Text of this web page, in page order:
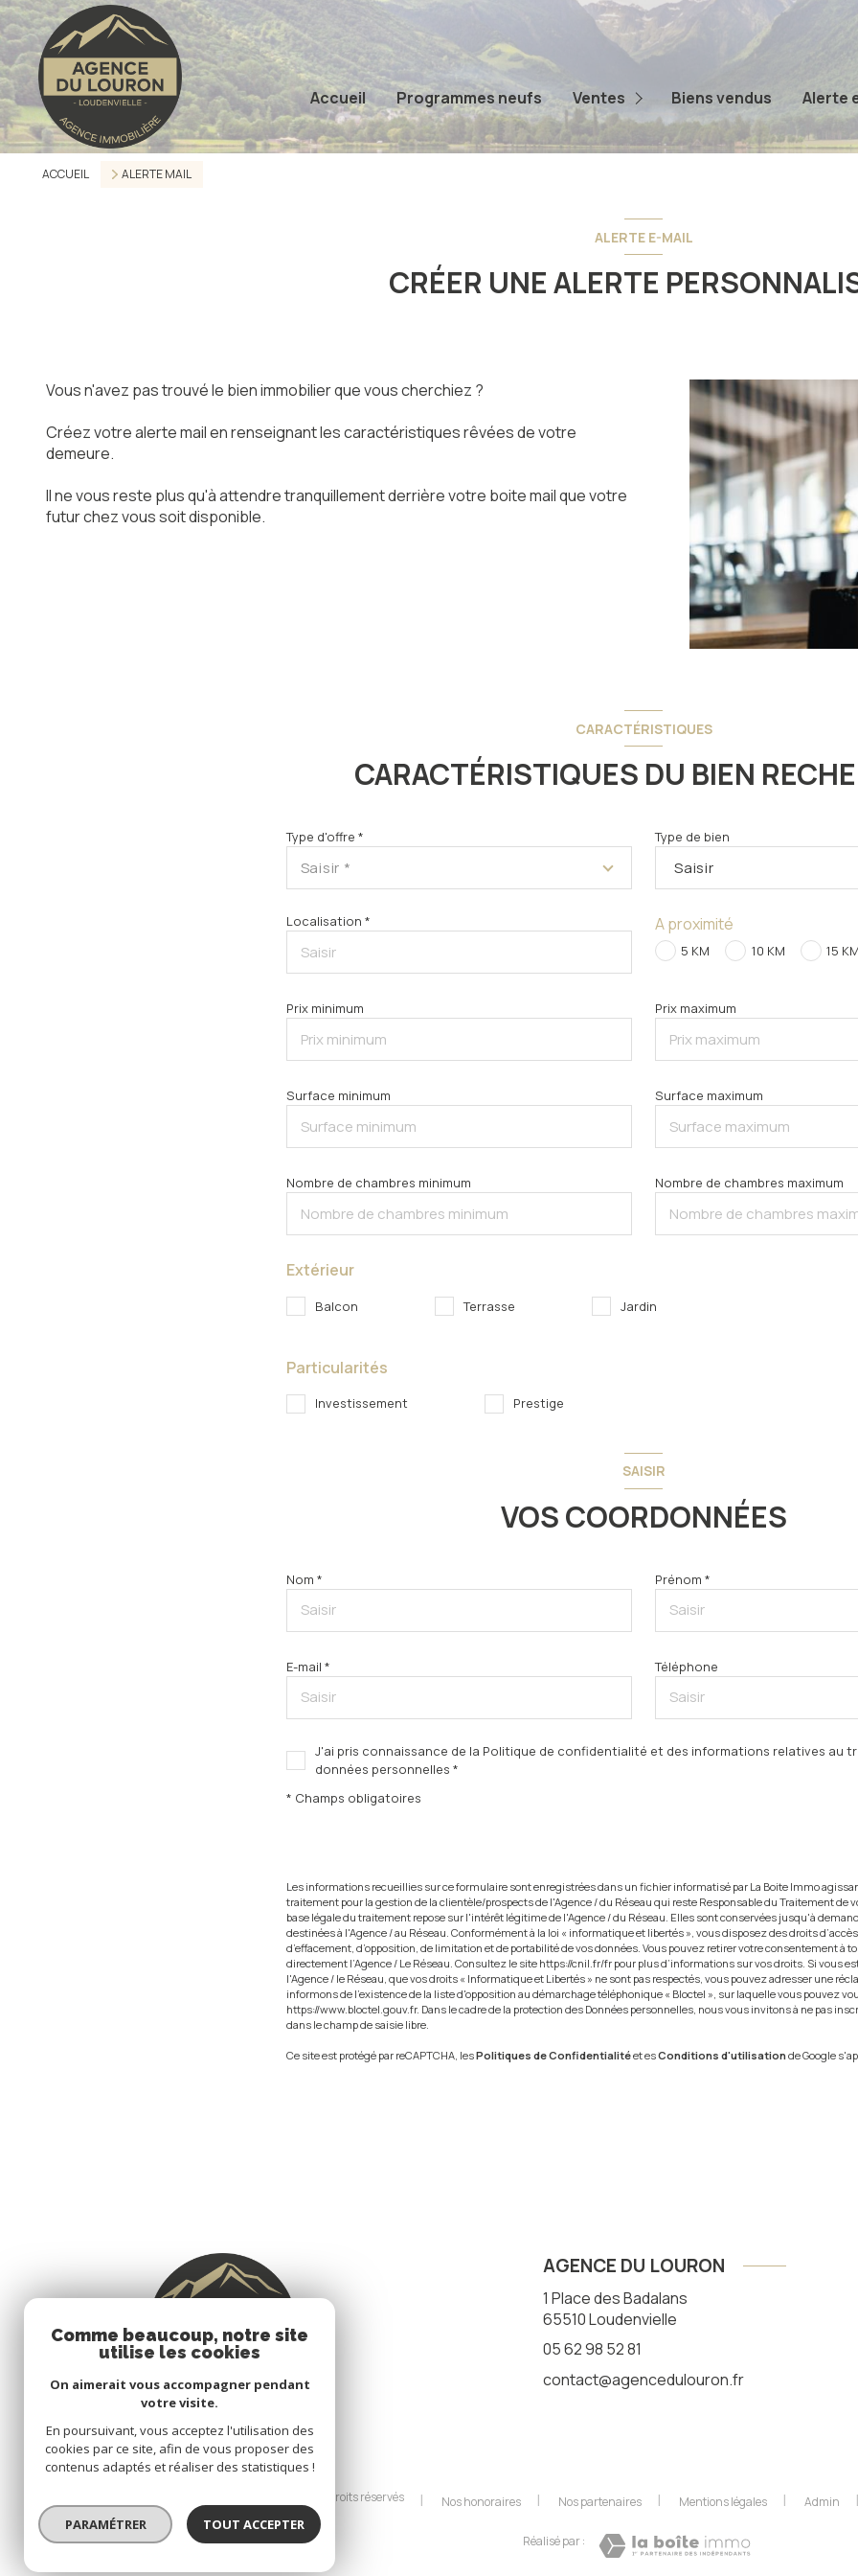
Accueil Programmes neufs Ventes
Appartements
Maisons
Terrains
Biens vendus Alerte
ACCUEIL ALERTE MAIL
ALERTE E-MAIL
CRÉER UNE ALERTE
Vous n'avez pas trouvé le bien immobilier que vous cherchiez ?
Créez votre alerte mail en renseignant les caractéristiques rêvées de votre
demeure.
Il ne vous reste plus qu'à attendre tranquillement derrière votre boite mail que votre
futur chez vous soit disponible.
CARACTÉRISTIQUES
CARACTÉRISTIQUES DU BIEN
Type d'offre *
Saisir *
Type de bien
Saisir
Localisation * A proximité
5 KM 10 KM 15
Prix minimum Prix maximum
Surface minimum Surface maximum
Nombre de chambres minimum Nombre de chambres maximum
Extérieur
Balcon Terrasse Jardin
Particularités
Investissement Prestige
SAISIR
VOS COORDONNÉES
Nom * Prénom *
E-mail * Téléphone
J'ai pris connaissance de la Politique de confidentialité et des informations relatives au
données personnelles *
* Champs obligatoires
Les informations recueillies sur ce formulaire sont enregistrées dans un fichier informatisé par La Boite Immo
traitement pour la gestion de la clientèle/prospects de l'Agence / du Réseau qui reste Responsable du Traitement de
base légale du traitement repose sur l'intérêt légitime de l'Agence / du Réseau. Elles sont conservées jusqu'à
destinées à l'Agence / au Réseau. Conformément à la loi « informatique et libertés », vous disposez des droits
d’effacement, d’opposition, de limitation et de portabilité de vos données. Vous pouvez retirer votre consentement à
directement l’Agence / Le Réseau. Consultez le site https://cnil.fr/frpour plus d’informations sur vos droits. Si vous
l'Agence / le Réseau, que vos droits « Informatique et Libertés » ne sont pas respectés, vous pouvez adresser une
informons de l’existence de la liste d'opposition au démarchage téléphonique « Bloctel », sur laquelle vous pouvez
https://www.bloctel.gouv.fr. Dans le cadre de la protection des Données personnelles, nous vous invitons à ne pas
dans le champ de saisie libre.
Ce site est protégé par reCAPTCHA, lesPolitiques de Confidentialitéet esConditions d'utilisation de Google
AGENCE DU LOURON
1 Place des Badalans
65510Loudenvielle
05 62 98 52 81
contact@agencedulouron.fr
© 2026 | Tous droits réservés Nos honoraires Nos partenaires Mentions légales Admin
Réalisé par :
Comme beaucoup, notre site
utilise les cookies
On aimerait vous accompagner pendant
votre visite.
En poursuivant, vous acceptez l'utilisation des
cookies par ce site, afin de vous proposer des
contenus adaptés et réaliser des statistiques !
PARAMÉTRER TOUT ACCEPTER